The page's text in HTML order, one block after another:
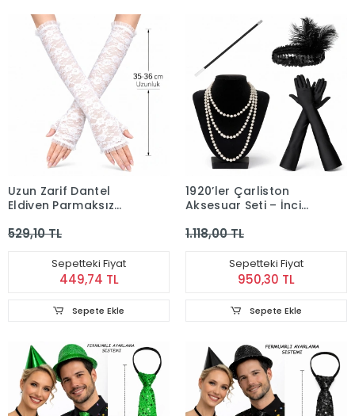
Uzun Zarif Dantel
Eldiven Parmaksız
529,10 TL
Sepetteki Fiyat
449,74 TL
Sepete Ekle
1920’ler Çarliston
Aksesuar Seti – İnci
Tutucu, Siyah Saç
1.118,00 TL
Sepetteki Fiyat
950,30 TL
Sepete Ekle